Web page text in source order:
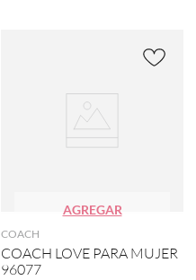
AGREGAR
COACH
COACH LOVE PARA MUJER
96077